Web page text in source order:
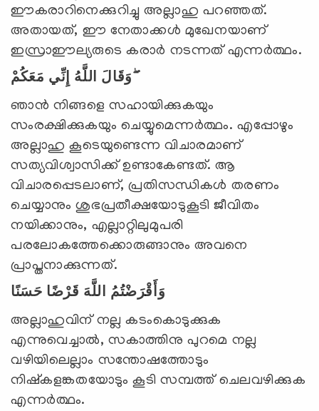
ഈകരാറിനെക്കുറിച്ചു അല്ലാഹു പറഞ്ഞത്.
അതായത്, ഈ നേതാക്കള്‍ മുഖേനയാണ്
ഇസ്രാഈല്യരുടെ കരാര്‍ നടന്നത് എന്നര്‍ത്ഥം.
وَقَالَ اللَّهُ إِنِّي مَعَكُمْ ۖ
ഞാന്‍ നിങ്ങളെ സഹായിക്കുകയും
സംരക്ഷിക്കുകയും ചെയ്യുമെന്നര്‍ത്ഥം. എപ്പോഴും
അല്ലാഹു കൂടെയുണ്ടെന്ന വിചാരമാണ്
സത്യവിശ്വാസിക്ക് ഉണ്ടാകേണ്ടത്. ആ
വിചാരപ്പെടലാണ്, പ്രതിസന്ധികള്‍ തരണം
ചെയ്യാനും ശുഭപ്രതീക്ഷയോടുകൂടി ജീവിതം
നയിക്കാനും, എല്ലാറ്റിലുമുപരി
പരലോകത്തേക്കൊരുങ്ങാനും അവനെ
പ്രാപ്തനാക്കുന്നത്.
وَأَقْرَضْتُمُ اللَّهَ قَرْضًا حَسَنًا
അല്ലാഹുവിന് നല്ല കടംകൊടുക്കുക
എന്നുവെച്ചാല്‍, സകാത്തിനു പുറമെ നല്ല
വഴിയിലെല്ലാം സന്തോഷത്തോടും
നിഷ്‌കളങ്കതയോടും കൂടി സമ്പത്ത് ചെലവഴിക്കുക
എന്നര്‍ത്ഥം.